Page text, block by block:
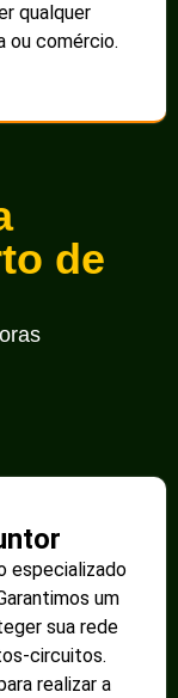
qualquer
ou comércio.
de
especializado
um
sua rede
circuitos.
realizar a